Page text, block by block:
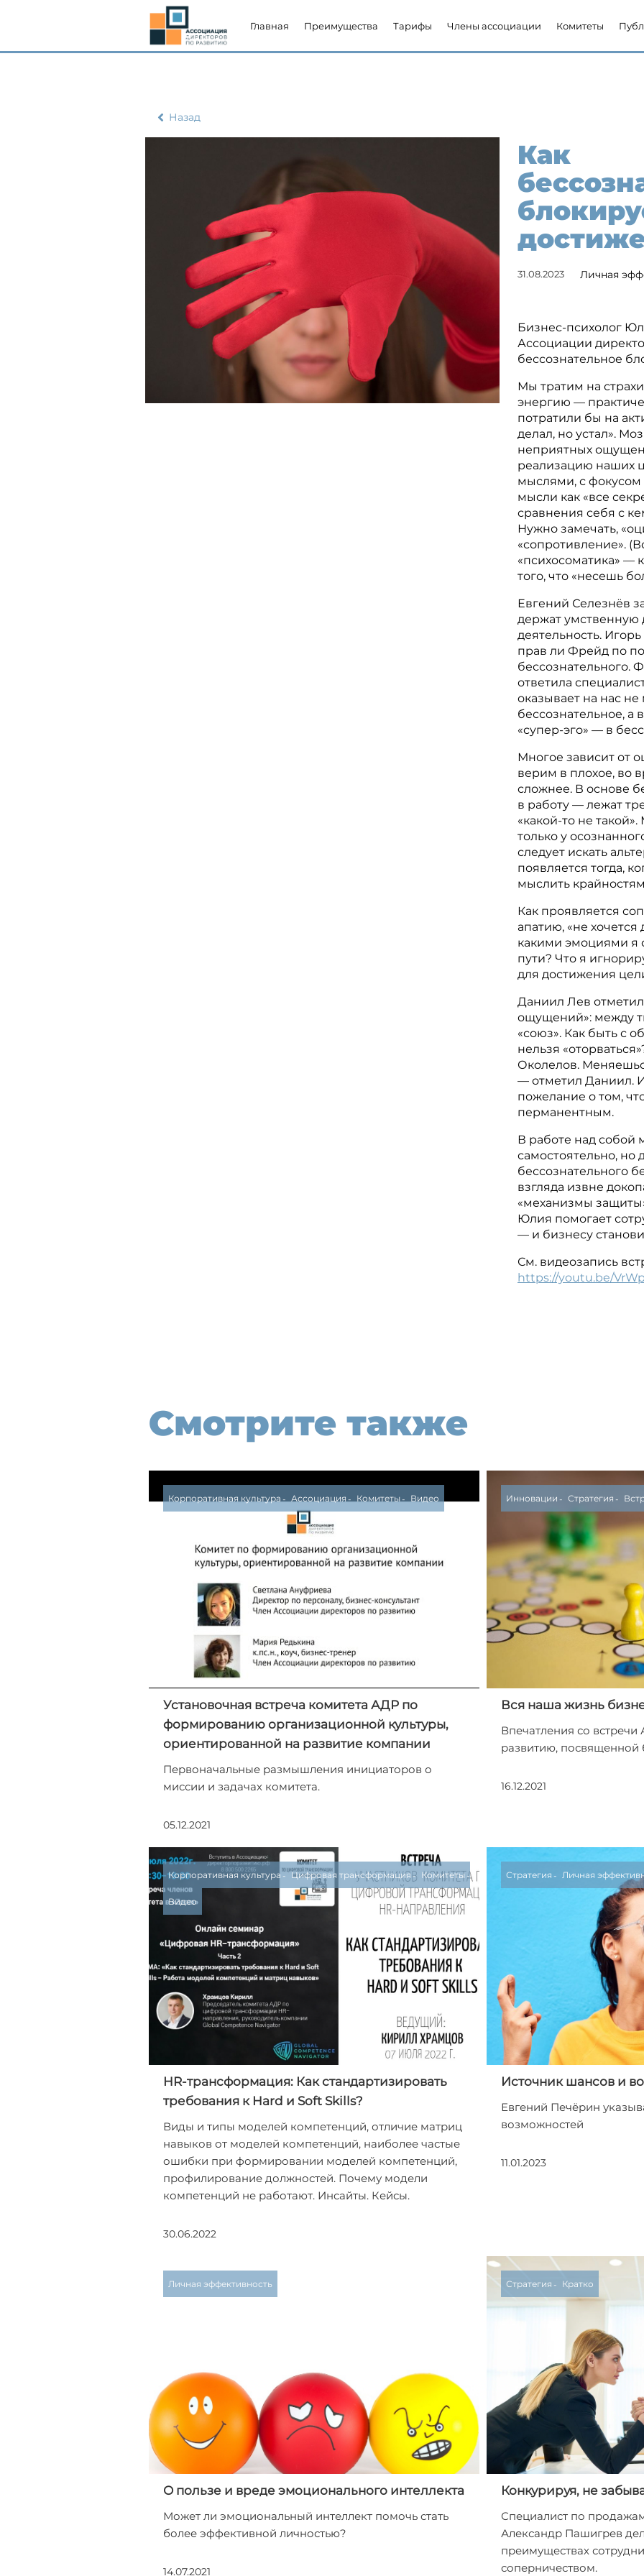
Главная Преимущества Тарифы Члены ассоциации Комитеты
Назад
Как
31.08.2023 Личная
Бизнес-психолог
Ассоциации
бессознательное
Мы тратим на
энергию —
потратили бы на
делал, но устал».
неприятных
реализацию наших
мыслями, с
мысли как «все
сравнения себя с
Нужно замечать,
«сопротивление».
«психосоматика» —
того, что «несешь
Евгений Селезнёв
держат умственную
деятельность.
прав ли Фрейд по
бессознательного.
ответила
оказывает на нас
бессознательное, а
«супер-эго» — в
Многое зависит от
верим в плохое, во
сложнее. В основе
в работу — лежат
«какой-то не
только у
следует искать
появляется тогда,
мыслить
Как проявляется
апатию, «не хочется
какими эмоциями я
пути? Что я
для достижения
Даниил Лев
ощущений»: между
«союз». Как быть с
нельзя
Околелов.
— отметил Даниил.
пожелание о том,
перманентным.
В работе над собой
самостоятельно, но
бессознательного
взгляда извне
«механизмы
Юлия помогает
— и бизнесу
См. видеозапись
https://youtu.be/
Смотрите также
Корпоративная культура Ассоциация Комитеты Видео
Установочная встреча комитета АДР по
формированию организационной культуры,
ориентированной на развитие компании
Первоначальные размышления инициаторов о
миссии и задачах комитета.
05.12.2021
Инновации Стратегия
Вся наша жизнь
Впечатления со
развитию, посвященной
16.12.2021
Корпоративная культура Цифровая трансформация Комитеты
Видео
HR-трансформация: Как стандартизировать
требования к Hard и Soft Skills?
Виды и типы моделей компетенций, отличие матриц
навыков от моделей компетенций, наиболее частые
ошибки при формировании моделей компетенций,
профилирование должностей. Почему модели
компетенций не работают. Инсайты. Кейсы.
30.06.2022
Стратегия Личная
Источник шансов и
Евгений Печёрин
возможностей
11.01.2023
Личная эффективность
О пользе и вреде эмоционального интеллекта
Может ли эмоциональный интеллект помочь стать
более эффективной личностью?
14.07.2021
Стратегия Кратко
Конкурируя, не
Специалист по
Александр Пашигрев
преимуществах
соперничеством.